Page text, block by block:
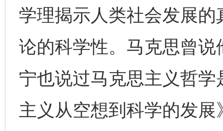
学理揭示人类社会发展
论的科学性。马克思曾
宁也说过马克思主义哲
主义从空想到科学的发